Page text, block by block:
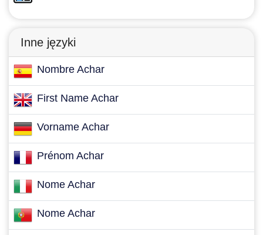
Inne języki
Nombre Achar
First Name Achar
Vorname Achar
Prénom Achar
Nome Achar
Nome Achar